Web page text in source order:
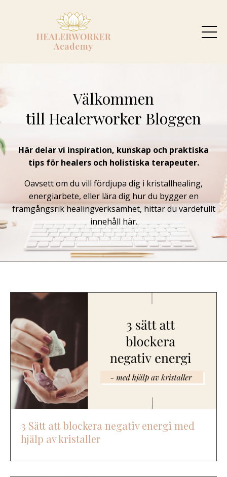
Välkommen
till Healerworker Bloggen
Här delar vi inspiration, kunskap och praktiska
tips för healers och holistiska terapeuter.
Oavsett om du vill fördjupa dig i kristallhealing,
energiarbete, eller lära dig hur du bygger en
framgångsrik healingverksamhet, hittar du värdefullt
innehåll här.
3 Sätt att blockera negativ energi med
hjälp av kristaller